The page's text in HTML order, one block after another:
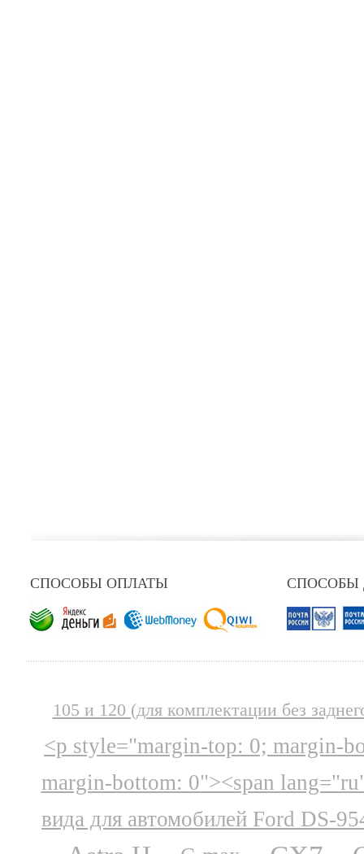
СПОСОБЫ ОПЛАТЫ СПОСОБЫ
105 и 120 (для комплектации без
<p style="margin-top: 0; margin-
margin-bottom: 0"><span
вида для автомобилей Ford DS-